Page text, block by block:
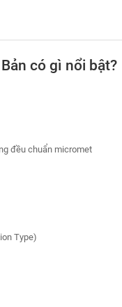
có gì nổi bật?
đều chuẩn micromet
Type)